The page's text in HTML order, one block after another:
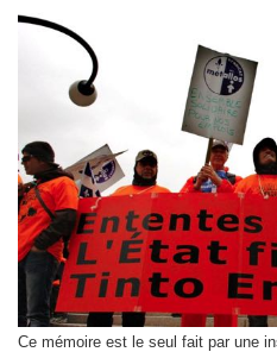
Ce mémoire est le seul fait par une